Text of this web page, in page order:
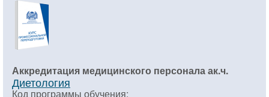
Аккредитация медицинского персонала ак.ч.
Диетология
Код программы обучения: